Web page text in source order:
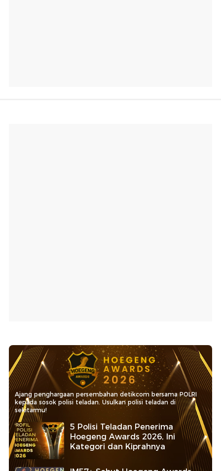
Ajang penghargaan persembahan detikcom bersama POLRI
kepada sosok polisi teladan. Usulkan polisi teladan di
sekitarmu!
5 Polisi Teladan Penerima
Hoegeng Awards 2026, Ini
Kategori dan Kiprahnya